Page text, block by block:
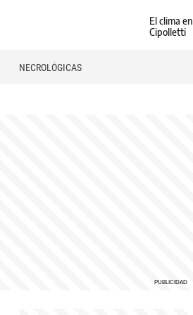
El clima en
Cipolletti
NECROLÓGICAS